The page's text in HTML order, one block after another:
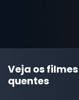
Veja os
quentes